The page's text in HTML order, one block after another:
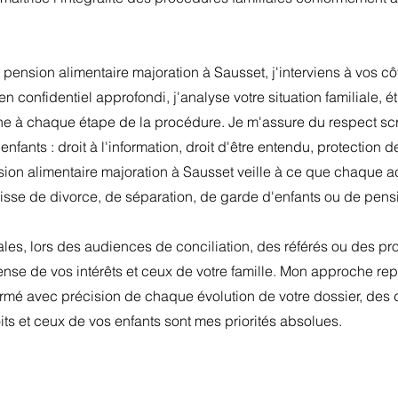
alimentaire majoration à Sausset, j'interviens à vos
confidentiel approfondi, j'analyse votre situation familiale,
à chaque étape de la procédure. Je m'assure du respect
: droit à l'information, droit d'être entendu, protection
alimentaire majoration à Sausset veille à ce que chaque
de divorce, de séparation, de garde d'enfants ou de
lors des audiences de conciliation, des référés ou des
de vos intérêts et ceux de votre famille. Mon approche
avec précision de chaque évolution de votre dossier,
et ceux de vos enfants sont mes priorités absolues.